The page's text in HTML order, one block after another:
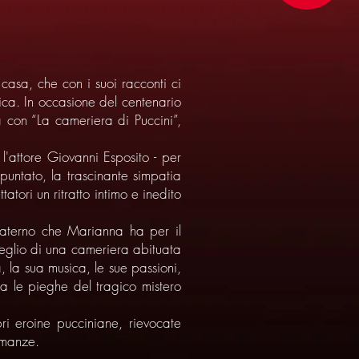
che con i suoi racconti ci
In occasione del centenario
“La cameriera di Puccini”,
Giovanni Esposito - per
la trascinante simpatia
un ritratto intimo e inedito
che Marianna ha per il
di una cameriera abituata
sua musica, le sue passioni,
le pieghe del tragico mistero
eroine pucciniane, rievocate